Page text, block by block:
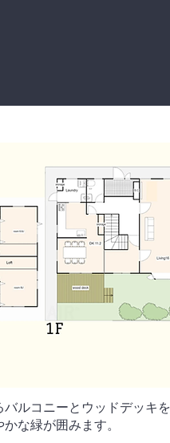
ルコニーとウッドデッキ
な緑が囲みます。